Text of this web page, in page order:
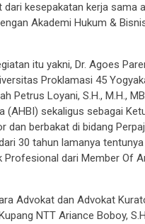
dari kesepakatan kerja sama
Akademi Hukum &
itu yakni, Dr. Agoes
Proklamasi 45
Petrus Loyani, S.H., M.H.,
(AHBI) sekaligus sebagai
dan berbakat di bidang
30 tahun lamanya
Profesional dari Member Of
Advokat dan Advokat
NTT Ariance Boboy,